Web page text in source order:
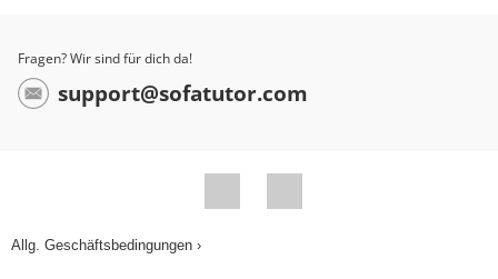
Fragen? Wir sind für dich da!
support@sofatutor.com
Allg. Geschäftsbedingungen ›